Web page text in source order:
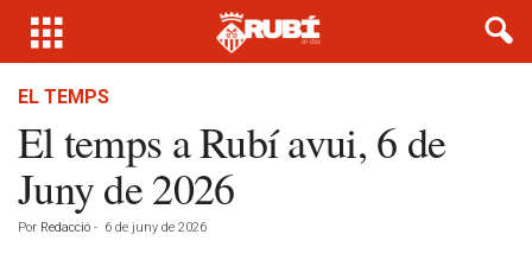
EL TEMPS
El temps a Rubí avui, 6 de
Juny de 2026
Por Redacció - 6 de juny de 2026